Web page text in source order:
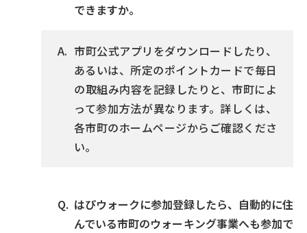
できますか。
市町公式アプリをダウンロードしたり、
あるいは、所定のポイントカードで毎日
の取組み内容を記録したりと、市町によ
って参加方法が異なります。詳しくは、
各市町のホームページからご確認くださ
い。
はぴウォークに参加登録したら、自動的に住
んでいる市町のウォーキング事業へも参加で